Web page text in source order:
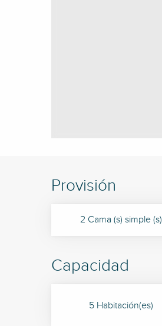
Provisión
2 Cama (s) simple (s)
Capacidad
5 Habitación(es)